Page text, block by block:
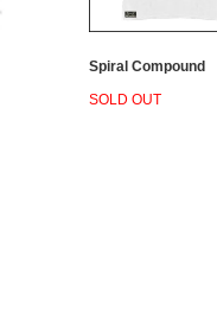
Spiral Compound
SOLD OUT